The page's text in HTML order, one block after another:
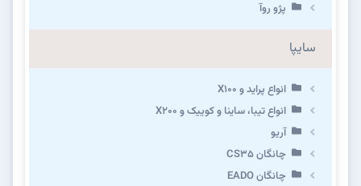
پژو روآ
سایپا
انواع پراید و X100
انواع تیبا، ساینا و کوییک و X200
آریو
چانگان CS35
چانگان EADO